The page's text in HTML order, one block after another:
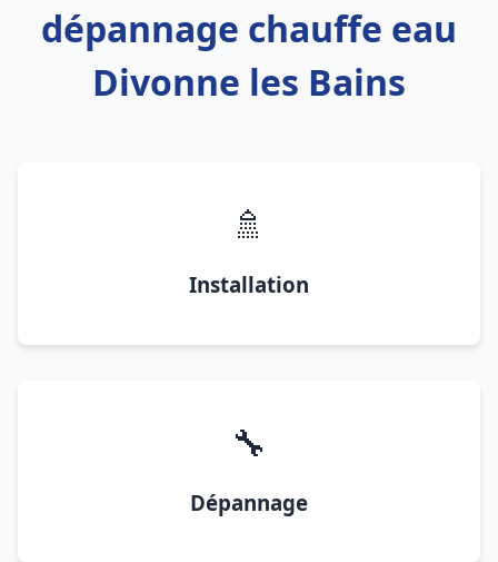
dépannage chauffe eau
Divonne les Bains
🚿
Installation
🔧
Dépannage